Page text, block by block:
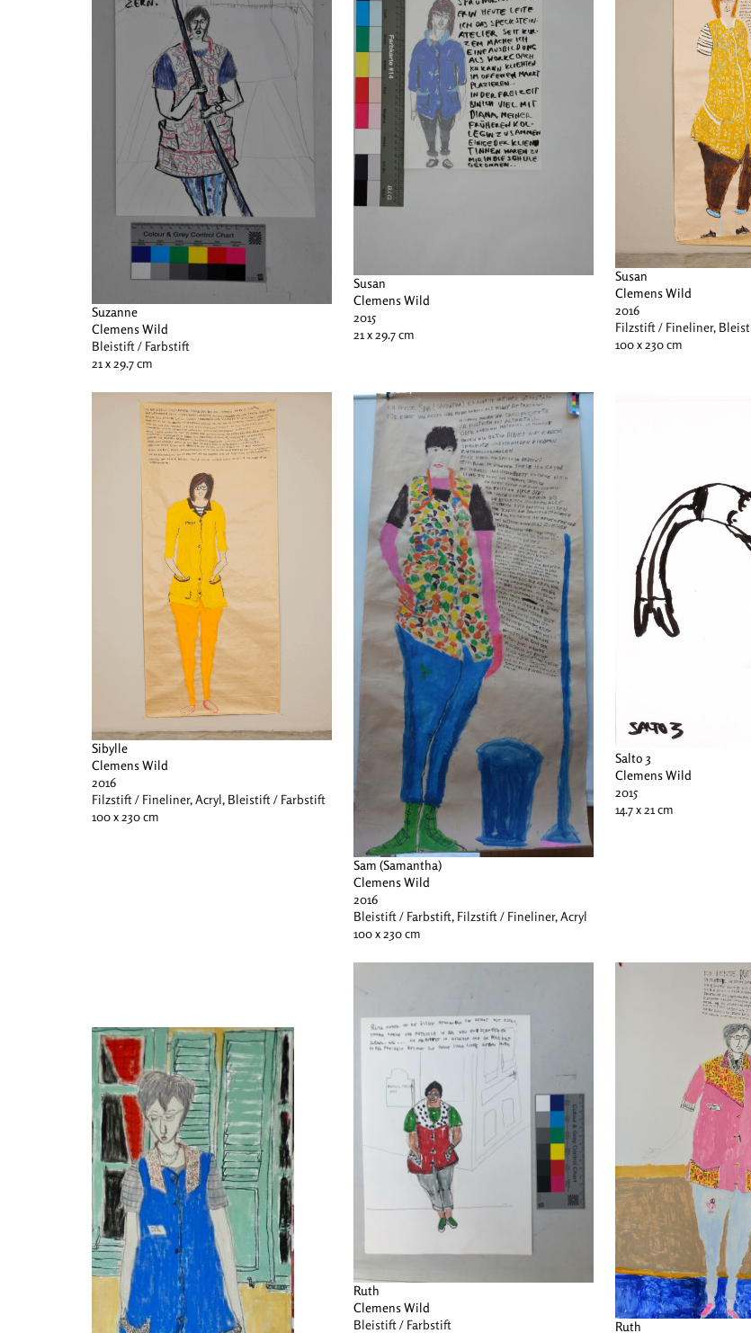
Suzanne
Clemens Wild
Bleistift / Farbstift
21 x 29.7 cm
Susan
Clemens Wild
2015
21 x 29.7 cm
Susan
Clemens Wild
2016
Filzstift / Fineliner,
100 x 230 cm
Sibylle
Clemens Wild
2016
Filzstift / Fineliner, Acryl, Bleistift / Farbstift
100 x 230 cm
Sam (Samantha)
Clemens Wild
2016
Bleistift / Farbstift, Filzstift / Fineliner, Acryl
100 x 230 cm
Salto 3
Clemens Wild
2015
14.7 x 21 cm
Ruth
Clemens Wild
Bleistift / Farbstift
Ruth